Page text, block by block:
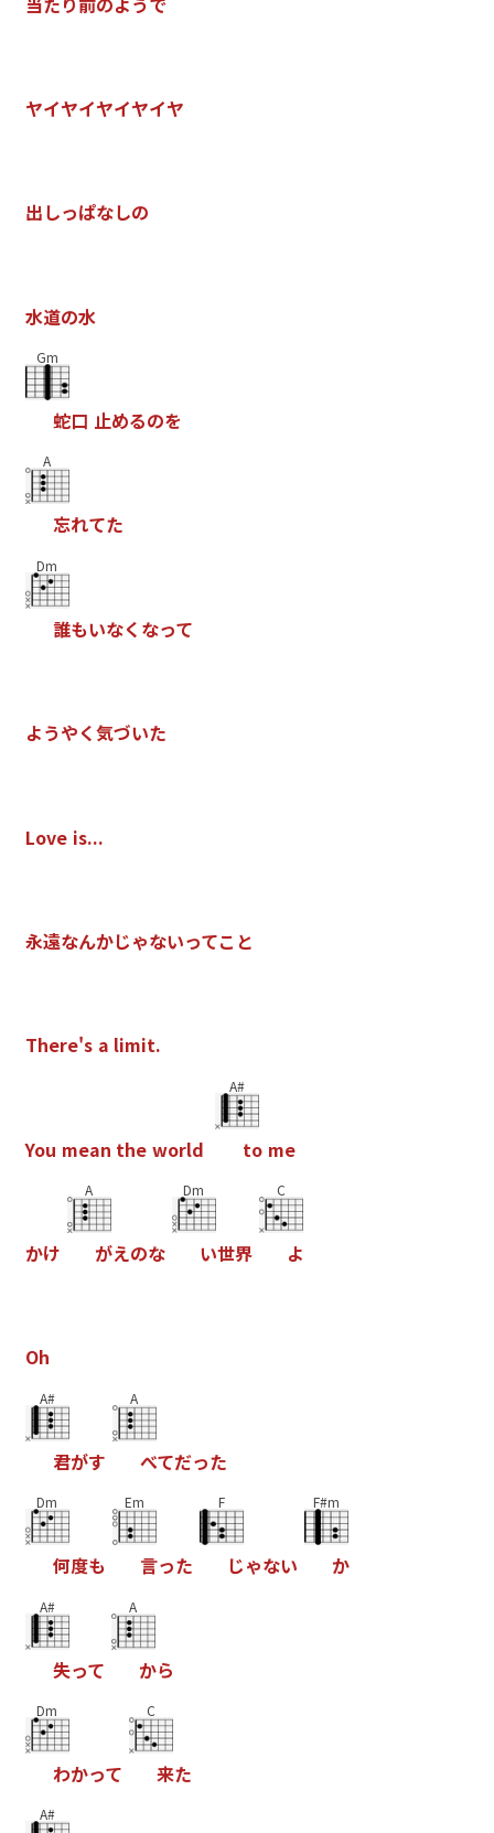
ヤイヤイヤイヤイヤ
出しっぱなしの
水道の水
Gm
蛇口 止めるのを
A
忘れてた
Dm
誰もいなく なって
ようやく気づいた
Love is...
永遠なんかじゃないってこ と
There's a limit.
You mean the world
A#
to me
かけ
A
がえのな
Dm
い世界
C
よ
Oh
A#
君がす
A
べてだった
Dm
何度も
Em
言った
F
じゃない
F#m
か
A#
失って
A
から
Dm
わかって
C
来た
A#